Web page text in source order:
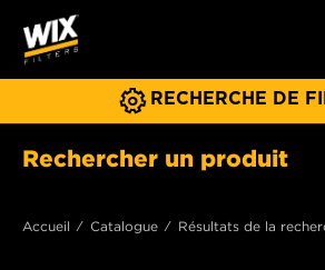
RECHERCHE DE
Rechercher un produit
Accueil Catalogue Résultats de la